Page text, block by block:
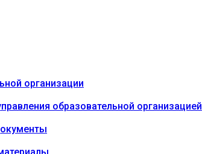
организации
образовательной организацией